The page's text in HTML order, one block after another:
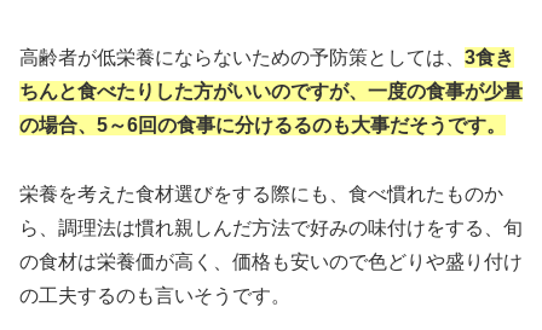
高齢者が低栄養にならないための予防策としては、 3食き
ちんと食べたりした方がいいのですが、一度の食事が少量
の場合、5～6回の食事に分けるるのも大事だそうです。
栄養を考えた食材選びをする際にも、食べ慣れたものか
ら、調理法は慣れ親しんだ方法で好みの味付けをする、旬
の食材は栄養価が高く、価格も安いので色どりや盛り付け
の工夫するのも言いそうです。